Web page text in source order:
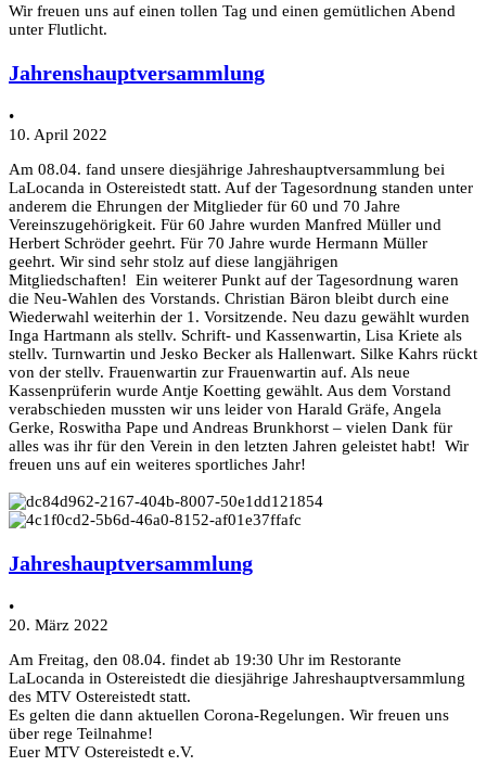
Wir freuen uns auf einen tollen Tag und einen gemütlichen Abend
unter Flutlicht.
Jahrenshauptversammlung
•
10. April 2022
Am 08.04. fand unsere diesjährige Jahreshauptversammlung bei
LaLocanda in Ostereistedt statt. Auf der Tagesordnung standen unter
anderem die Ehrungen der Mitglieder für 60 und 70 Jahre
Vereinszugehörigkeit. Für 60 Jahre wurden Manfred Müller und
Herbert Schröder geehrt. Für 70 Jahre wurde Hermann Müller
geehrt. Wir sind sehr stolz auf diese langjährigen
Mitgliedschaften! Ein weiterer Punkt auf der Tagesordnung waren
die Neu-Wahlen des Vorstands. Christian Bäron bleibt durch eine
Wiederwahl weiterhin der 1. Vorsitzende. Neu dazu gewählt wurden
Inga Hartmann als stellv. Schrift- und Kassenwartin, Lisa Kriete als
stellv. Turnwartin und Jesko Becker als Hallenwart. Silke Kahrs rückt
von der stellv. Frauenwartin zur Frauenwartin auf. Als neue
Kassenprüferin wurde Antje Koetting gewählt. Aus dem Vorstand
verabschieden mussten wir uns leider von Harald Gräfe, Angela
Gerke, Roswitha Pape und Andreas Brunkhorst – vielen Dank für
alles was ihr für den Verein in den letzten Jahren geleistet habt! Wir
freuen uns auf ein weiteres sportliches Jahr!
Jahreshauptversammlung
•
20. März 2022
Am Freitag, den 08.04. findet ab 19:30 Uhr im Restorante
LaLocanda in Ostereistedt die diesjährige Jahreshauptversammlung
des MTV Ostereistedt statt.
Es gelten die dann aktuellen Corona-Regelungen. Wir freuen uns
über rege Teilnahme!
Euer MTV Ostereistedt e.V.